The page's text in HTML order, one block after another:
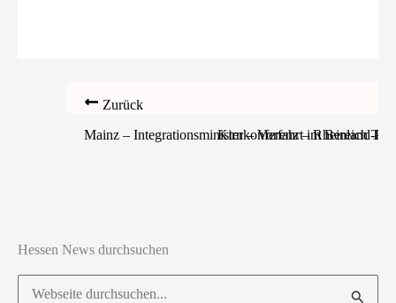
Zurück
Mainz – Integrationsministerkonferenz – Rheinland-
Kirn – Vorfahrt im Bereich
Hessen News durchsuchen
Suchen